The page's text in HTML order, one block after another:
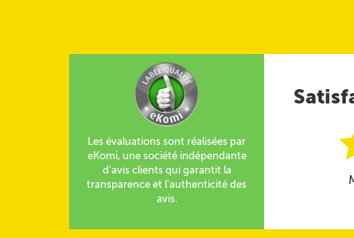
Les évaluations sont réalisées par
eKomi, une société indépendante
d'avis clients qui garantit la
transparence et l'authenticité des
avis.